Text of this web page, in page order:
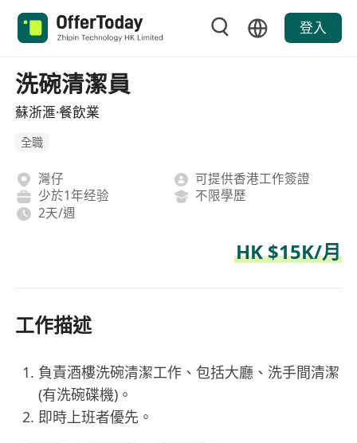
登入
洗碗清潔員
蘇浙滙·餐飲業
全職
灣仔
可提供香港工作簽證
少於1年经验
不限學歷
2天/週
HK $15K/月
工作描述
負責酒樓洗碗清潔工作、包括大廳、洗手間清潔
(有洗碗碟機)。
即時上班者優先。